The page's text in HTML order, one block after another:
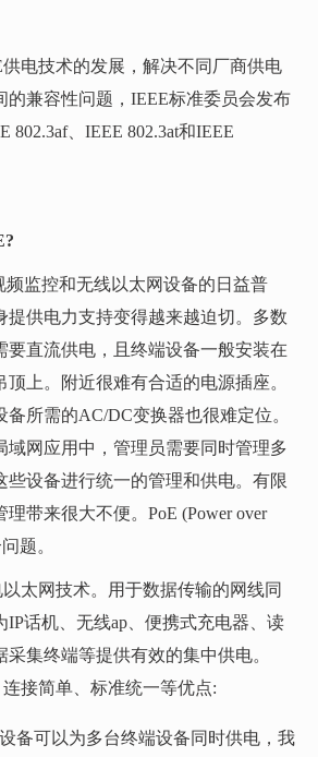
电技术的发展，解决不同厂商供电
的兼容性问题，IEEE标准委员会发布
802.3af、IEEE 802.3at和IEEE
频监控和无线以太网设备的日益普
提供电力支持变得越来越迫切。多数
要直流供电，且终端设备一般安装在
上。附近很难有合适的电源插座。
备所需的AC/DC变换器也很难定位。
域网应用中，管理员需要同时管理多
些设备进行统一的管理和供电。有限
带来很大不便。PoE (Power over
题。
太网技术。用于数据传输的网线同
IP话机、无线ap、便携式充电器、读
集终端等提供有效的集中供电。
接简单、标准统一等优点:
备可以为多台终端设备同时供电，我